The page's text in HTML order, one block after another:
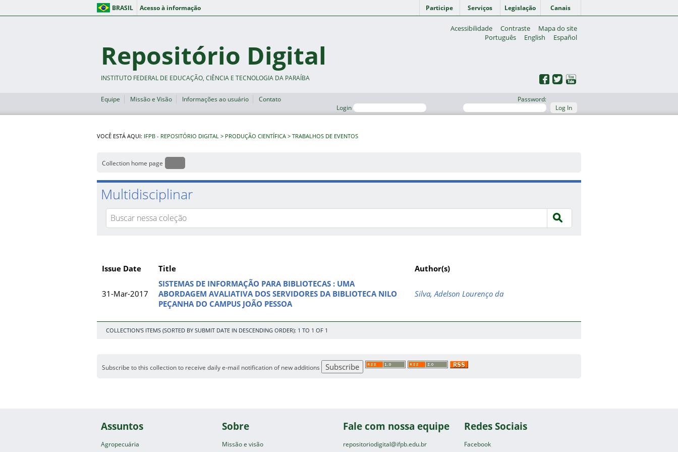
BRASIL Acesso à informação Participe Serviços Legislação Canais
Acessibilidade Contraste
Mapa do site
Português
English Español
Repositório Digital
INSTITUTO FEDERAL DE EDUCAÇÃO, CIÊNCIA E TECNOLOGIA DA PARAÍBA
Equipe Missão e Visão Informações ao usuário
Contato
Login
Password:
Log In
VOCÊ ESTÁ AQUI: IFPB - REPOSITÓRIO DIGITAL PRODUÇÃO CIENTÍFICA TRABALHOS DE EVENTOS
Collection home page
Multidisciplinar
Issue Date Title Author(s)
31-Mar-2017
SISTEMAS DE INFORMAÇÃO PARA BIBLIOTECAS : UMA
ABORDAGEM AVALIATIVA DOS SERVIDORES DA BIBLIOTECA NILO
PEÇANHA DO CAMPUS JOÃO PESSOA
Silva, Adelson Lourenço da
COLLECTION'S ITEMS (SORTED BY SUBMIT DATE IN DESCENDING ORDER): 1 TO 1 OF 1
Subscribe to this collection to receive daily e-mail notification of new additions
Assuntos
Agropecuária
Sobre
Missão e visão
Fale com nossa equipe
repositoriodigital@ifpb.edu.br
Redes Sociais
Facebook